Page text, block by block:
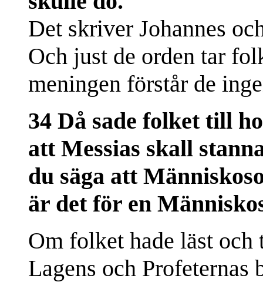
Det skriver Johannes
Och just de orden tar
meningen förstår de
34 Då sade folket till
att Messias skall
du säga att
är det för en
Om folket hade läst
Lagens och Profeternas